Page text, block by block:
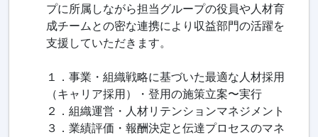
プに所属しながら担当グループの役員や人材育
成チームとの密な連携により収益部門の活躍を
支援していただきます。
１．事業・組織戦略に基づいた最適な人材採用
（キャリア採用）・登用の施策立案〜実行
２．組織運営・人材リテンションマネジメント
３．業績評価・報酬決定と伝達プロセスのマネ